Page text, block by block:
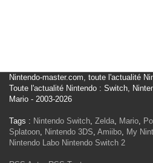
Nintendo-master.com, toute l'actualité
Toute l'actualité Nintendo : Switch,
Mario - 2003-2026
Tags : Nintendo Switch, Zelda, Mario,
Splatoon, Nintendo 3DS, Amiibo, My
Nintendo Labo Nintendo Switch 2